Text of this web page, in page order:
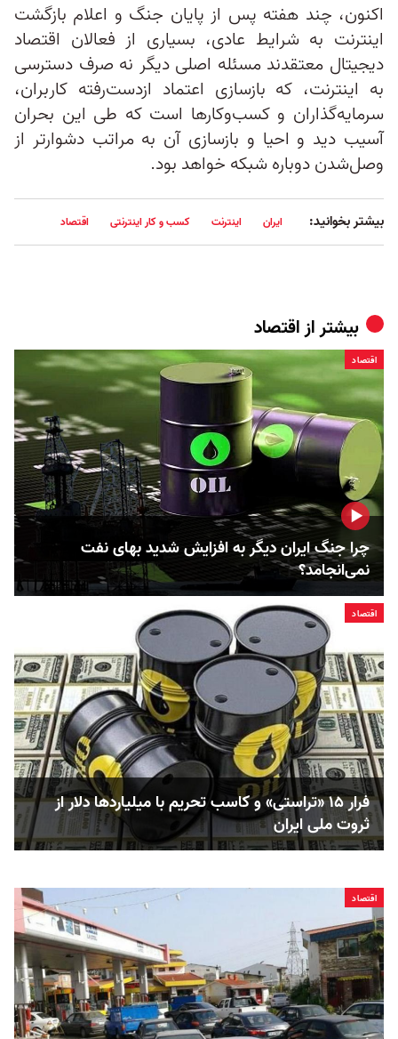
اکنون، چند هفته پس از پایان جنگ و اعلام بازگشت
اینترنت به شرایط عادی، بسیاری از فعالان اقتصاد
دیجیتال معتقدند مسئله اصلی دیگر نه صرف دسترسی
به اینترنت، که بازسازی اعتماد ازدست‌رفته کاربران،
سرمایه‌گذاران و کسب‌وکارها است که طی این بحران
آسیب دید و احیا و بازسازی آن به مراتب دشوارتر از
وصل‌شدن دوباره شبکه خواهد بود.
بیشتر بخوانید: ایران اینترنت کسب و کار اینترنتی اقتصاد
بیشتر ازاقتصاد
اقتصاد
چرا جنگ ایران دیگر به افزایش شدید بهای نفت
نمی‌انجامد؟
اقتصاد
فرار ۱۵ «تراستی» و کاسب تحریم با میلیاردها دلار از
ثروت ملی ایران
اقتصاد